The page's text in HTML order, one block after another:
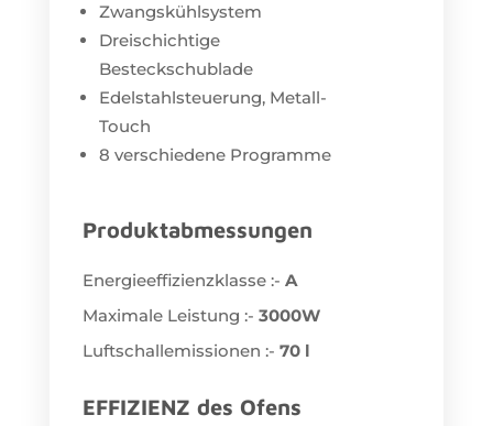
Zwangskühlsystem
Dreischichtige
Besteckschublade
Edelstahlsteuerung, Metall-
Touch
8 verschiedene Programme
Produktabmessungen
Energieeffizienzklasse :- A
Maximale Leistung :- 3000W
Luftschallemissionen :- 70 l
EFFIZIENZ des Ofens